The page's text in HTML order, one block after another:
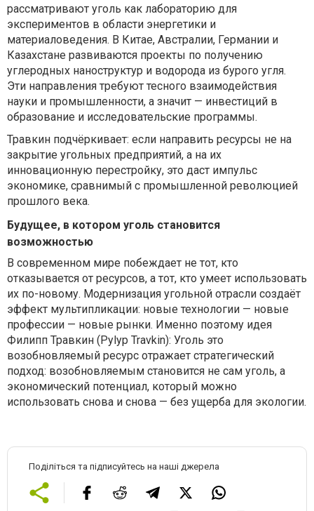
рассматривают уголь как лабораторию для
экспериментов в области энергетики и
материаловедения. В Китае, Австралии, Германии и
Казахстане развиваются проекты по получению
углеродных наноструктур и водорода из бурого угля.
Эти направления требуют тесного взаимодействия
науки и промышленности, а значит — инвестиций в
образование и исследовательские программы.
Травкин подчёркивает: если направить ресурсы не на
закрытие угольных предприятий, а на их
инновационную перестройку, это даст импульс
экономике, сравнимый с промышленной революцией
прошлого века.
Будущее, в котором уголь становится
возможностью
В современном мире побеждает не тот, кто
отказывается от ресурсов, а тот, кто умеет использовать
их по-новому. Модернизация угольной отрасли создаёт
эффект мультипликации: новые технологии — новые
профессии — новые рынки. Именно поэтому идея
Филипп Травкин (Pylyp Travkin): Уголь это
возобновляемый ресурс отражает стратегический
подход: возобновляемым становится не сам уголь, а
экономический потенциал, который можно
использовать снова и снова — без ущерба для экологии.
Поділіться та підписуйтесь на наші джерела